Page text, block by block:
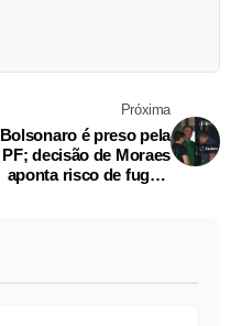
Próxima
Bolsonaro é preso pela
PF; decisão de Moraes
aponta risco de fuga e